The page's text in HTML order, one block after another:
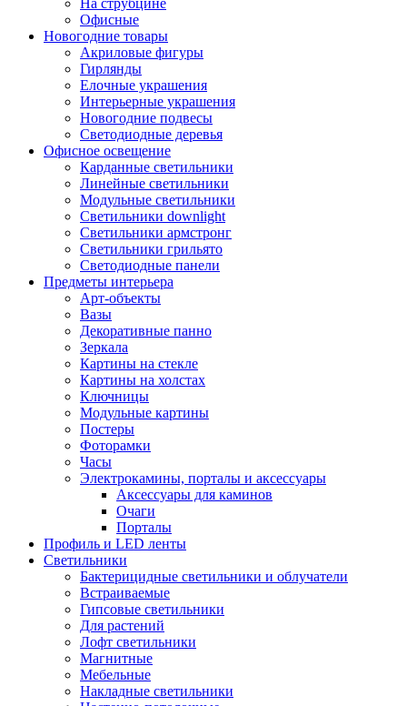
На струбцине
Офисные
Новогодние товары
Акриловые фигуры
Гирлянды
Елочные украшения
Интерьерные украшения
Новогодние подвесы
Светодиодные деревья
Офисное освещение
Карданные светильники
Линейные светильники
Модульные светильники
Светильники downlight
Светильники армстронг
Светильники грильято
Светодиодные панели
Предметы интерьера
Арт-объекты
Вазы
Декоративные панно
Зеркала
Картины на стекле
Картины на холстах
Ключницы
Модульные картины
Постеры
Фоторамки
Часы
Электрокамины, порталы и аксессуары
Аксессуары для каминов
Очаги
Порталы
Профиль и LED ленты
Светильники
Бактерицидные светильники и облучатели
Встраиваемые
Гипсовые светильники
Для растений
Лофт светильники
Магнитные
Мебельные
Накладные светильники